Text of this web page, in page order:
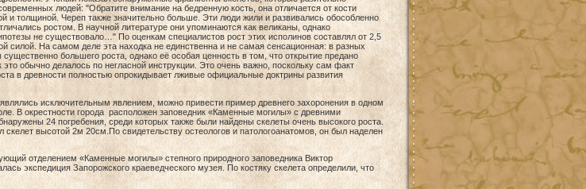
людей: "Обратите внимание на бедренную кость, она отличается от кости
и толщиной. Череп также значительно больше. Эти люди жили и развивались обособленно
ростом. В научной литературе они упоминаются как великаны, однако
не существовало…" По оценкам специалистов рост этих исполинов составлял от 2,5
силой. На самом деле эта находка не единственна и не самая сенсационная: в разных
большего роста, однако её особая ценность в том, что открытие предано
это обычно делалось по негласной инструкции. Это очень важно, поскольку сам факт
в древности полностью опрокидывает лживые официальные доктрины развития
исключительным явлением, можно привести пример древнего захоронения в одном
В окрестности города расположен заповедник «Каменные могилы» с древними
24 погребения, среди которых также были найдены скелеты очень высокого роста.
скелет высотой 2м 20см. По свидетельству остеологов и патологоанатомов, он был наделен
отделением «Каменные могилы» степного природного заповедника Виктор
экспедиция Запорожского краеведческого музея. По костяку скелета определили, что